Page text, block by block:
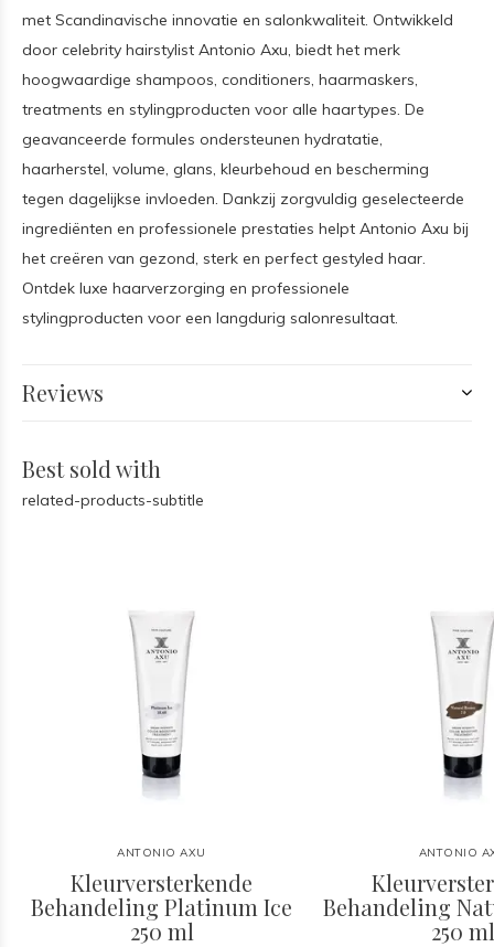
met Scandinavische innovatie en salonkwaliteit. Ontwikkeld
door celebrity hairstylist Antonio Axu, biedt het merk
hoogwaardige shampoos, conditioners, haarmaskers,
treatments en stylingproducten voor alle haartypes. De
geavanceerde formules ondersteunen hydratatie,
haarherstel, volume, glans, kleurbehoud en bescherming
tegen dagelijkse invloeden. Dankzij zorgvuldig geselecteerde
ingrediënten en professionele prestaties helpt Antonio Axu bij
het creëren van gezond, sterk en perfect gestyled haar.
Ontdek luxe haarverzorging en professionele
stylingproducten voor een langdurig salonresultaat.
Reviews
Best sold with
related-products-subtitle
ANTONIO AXU
Kleurversterkende
Behandeling Platinum Ice
250 ml
ANTONIO
Behandeling
250 ml